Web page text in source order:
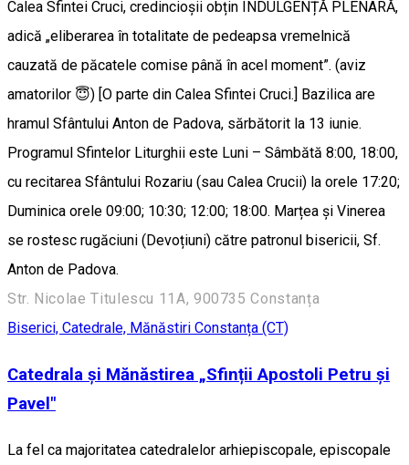
Calea Sfintei Cruci, credincioșii obțin INDULGENȚĂ PLENARĂ,
adică „eliberarea în totalitate de pedeapsa vremelnică
cauzată de păcatele comise până în acel moment”. (aviz
amatorilor 😇) [O parte din Calea Sfintei Cruci.] Bazilica are
hramul Sfântului Anton de Padova, sărbătorit la 13 iunie.
Programul Sfintelor Liturghii este Luni – Sâmbătă 8:00, 18:00,
cu recitarea Sfântului Rozariu (sau Calea Crucii) la orele 17:20;
Duminica orele 09:00; 10:30; 12:00; 18:00. Marțea și Vinerea
se rostesc rugăciuni (Devoțiuni) către patronul bisericii, Sf.
Anton de Padova.
Str. Nicolae Titulescu 11A, 900735 Constanța
Biserici, Catedrale, Mănăstiri Constanța (CT)
Catedrala și Mănăstirea „Sfinții Apostoli Petru și
Pavel"
La fel ca majoritatea catedralelor arhiepiscopale, episcopale